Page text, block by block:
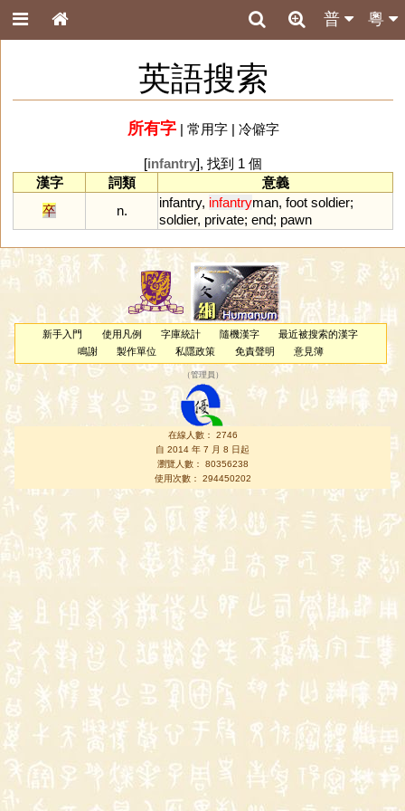
粵
普
英語搜索
所有字| 常用字| 冷僻字
[infantry], 找到 1 個
漢字
詞類
意義
卒
n.
infantry, infantryman, foot soldier;
soldier, private; end; pawn
新手入門 使用凡例 字庫統計 隨機漢字
最近被搜索的漢字
鳴謝
製作單位 私隱政策 免責聲明 意見簿
（管理員 ）
在線人數： 2746
自 2014 年 7 月 8 日起
瀏覽人數： 80356238
使用次數： 294450202